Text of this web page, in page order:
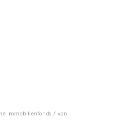
Immobilienfonds / von